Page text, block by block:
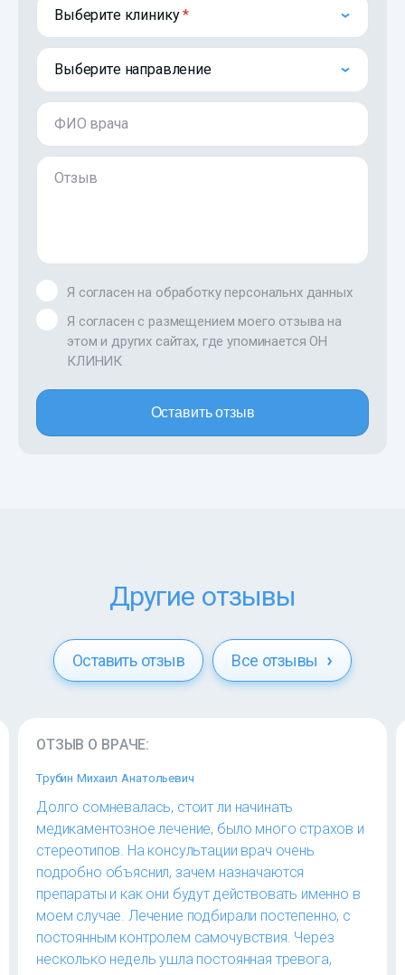
Выберите клинику
Выберите направление
ФИО врача
Отзыв
Я согласен на обработку персональнх данных
Я согласен с размещением моего отзыва на
этом и других сайтах, где упоминается ОН
КЛИНИК
Оставить отзыв
Другие отзывы
Оставить отзыв Все отзывы
ОТЗЫВ О ВРАЧЕ:
Трубин Михаил Анатольевич
Долго сомневалась, стоит ли начинать
медикаментозное лечение, было много страхов и
стереотипов. На консультации врач очень
подробно объяснил, зачем назначаются
препараты и как они будут действовать именно в
моем случае. Лечение подбирали постепенно, с
постоянным контролем самочувствия. Через
несколько недель ушла постоянная тревога,